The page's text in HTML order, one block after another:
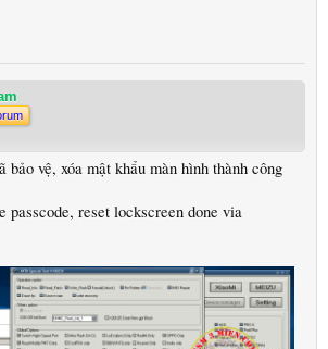
bảo vệ, xóa mật khẩu màn hình thành công
passcode, reset lockscreen done via